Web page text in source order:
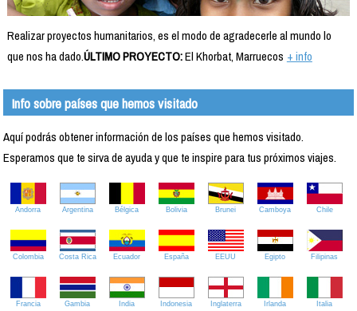
Realizar proyectos humanitarios, es el modo de agradecerle al mundo lo
que nos ha dado.ÚLTIMO PROYECTO:El Khorbat, Marruecos + info
Info sobre países que hemos visitado
Aquí podrás obtener información de los países que hemos visitado.
Esperamos que te sirva de ayuda y que te inspire para tus próximos viajes.
Andorra Argentina Bélgica Bolivia Brunei Camboya Chile
Colombia Costa Rica Ecuador España EEUU Egipto Filipinas
Francia Gambia India Indonesia Inglaterra Irlanda Italia